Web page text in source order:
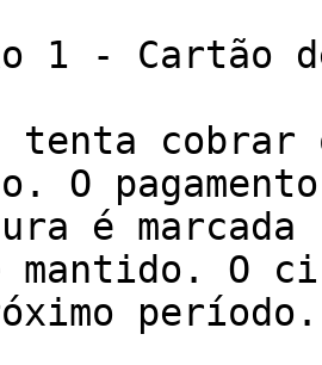
1 - Cartão
tenta
O
é marcada
mantido. O
período.